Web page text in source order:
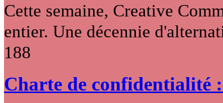
Cette semaine, Creative
entier. Une décennie
188
Charte de confidentialité